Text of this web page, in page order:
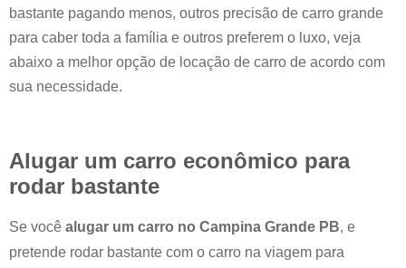
bastante pagando menos, outros precisão de carro grande
para caber toda a família e outros preferem o luxo, veja
abaixo a melhor opção de locação de carro de acordo com
sua necessidade.
Alugar um carro econômico para
rodar bastante
Se você alugar um carro no Campina Grande PB, e
pretende rodar bastante com o carro na viagem para